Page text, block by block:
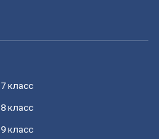
7 класс
8 класс
9 класс